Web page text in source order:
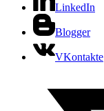
LinkedIn
Blogger
VKontakte